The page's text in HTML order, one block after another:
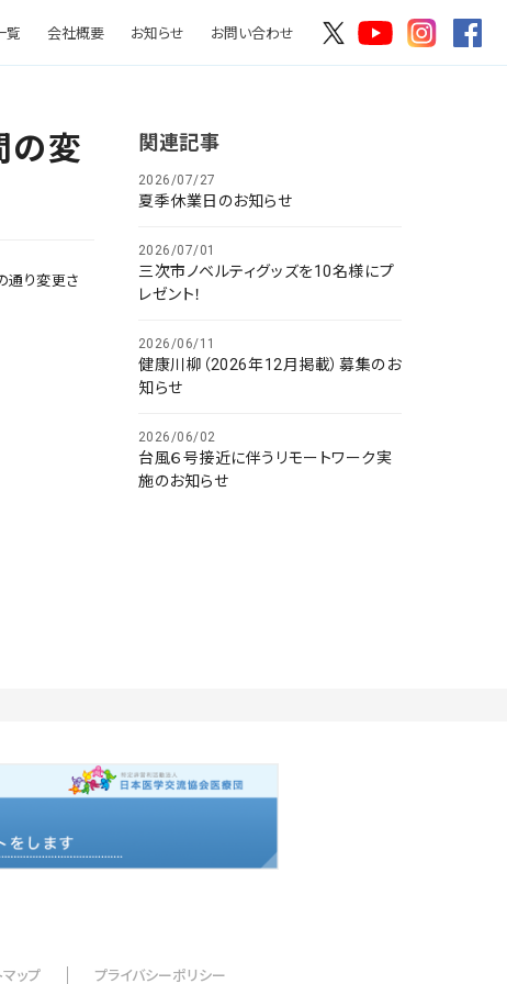
覧 会社概要 お知らせ お問い合わせ
の変
通り変更さ
関連記事
2026/07/27
夏季休業日のお知らせ
2026/07/01
三次市ノベルティグッズを10名様にプ
レゼント！
2026/06/11
健康川柳（2026年12月掲載）募集のお
知らせ
2026/06/02
台風６号接近に伴うリモートワーク実
施のお知らせ
マップ プライバシーポリシー